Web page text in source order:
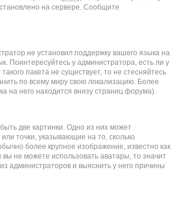
на сервере. Сообщите
не установил поддержку вашего языка на
Поинтересуйтесь у администратора, есть ли у
пакета не существует, то не стесняйтесь
по всему миру свою локализацию. Более
на него находится внизу страниц форума).
две картинки. Одно из них может
точки, указывающие на то, сколько
более крупное изображение, известно как
не можете использовать аватары, то значит
администраторов и выяснить у него причины